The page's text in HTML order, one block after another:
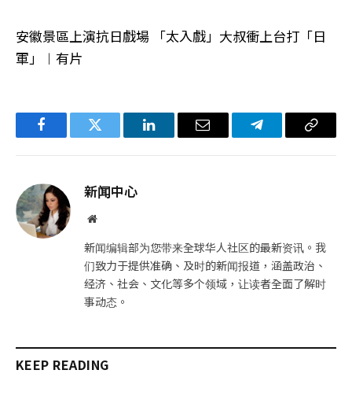
安徽景區上演抗日戲場 「太入戲」大叔衝上台打「日
軍」︱有片
FacebookTwitter LinkedIn电
Telegram复
新闻中心
网
新闻编辑部为您带来全球华人社区的最新资讯。我
们致力于提供准确、及时的新闻报道，涵盖政治、
经济、社会、文化等多个领域，让读者全面了解时
事动态。
KEEP READING